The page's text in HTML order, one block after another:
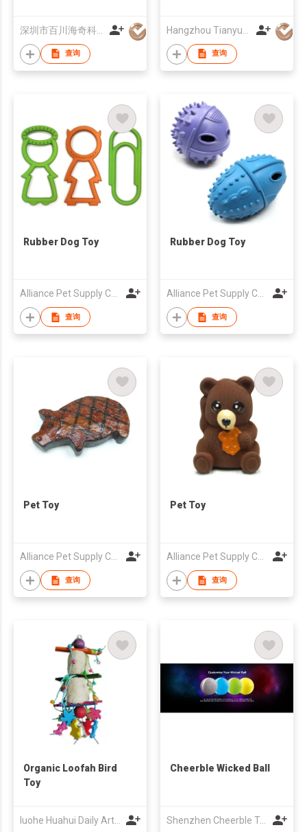
深圳市百川海奇科技有限公司
查询 查询
Rubber Dog Toy
查询
Rubber Dog Toy
查询
Pet Toy
Alliance Pet Supply Co Ltd
查询
Pet Toy
Alliance Pet Supply Co Ltd
查询
Organic Loofah Bird
Toy
luohe Huahui Daily Articles Co.,Ltd
Cheerble Wicked Ball
Shenzhen Cheerble Technology Co., Ltd.